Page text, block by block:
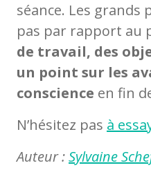
séance. Les grands
pas par rapport au
de travail, des
un point sur les
conscience en fin
N’hésitez pas à
Auteur :Sylvaine